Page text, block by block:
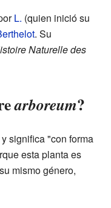
L. (quien inició su
. Su
Naturelle des
arboreum?
y significa "con forma
esta planta es
mismo género,